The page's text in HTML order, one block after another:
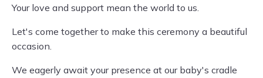
Your love and support mean the world to us.
Let's come together to make this ceremony a beautiful
occasion.
We eagerly await your presence at our baby's cradle